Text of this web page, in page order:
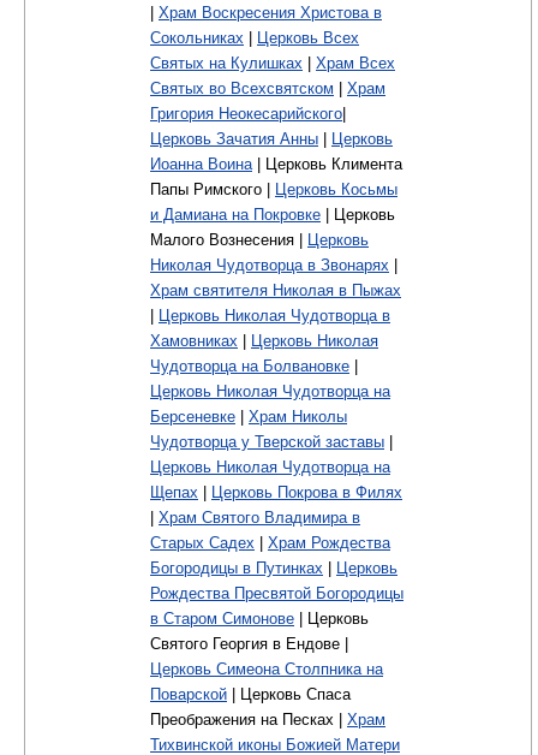
| Храм Воскресения Христова в
Сокольниках | Церковь Всех
Святых на Кулишках | Храм Всех
Святых во Всехсвятском | Храм
Григория Неокесарийского|
Церковь Зачатия Анны | Церковь
Иоанна Воина | Церковь Климента
Папы Римского | Церковь Косьмы
и Дамиана на Покровке | Церковь
Малого Вознесения | Церковь
Николая Чудотворца в Звонарях |
Храм святителя Николая в Пыжах
| Церковь Николая Чудотворца в
Хамовниках | Церковь Николая
Чудотворца на Болвановке |
Церковь Николая Чудотворца на
Берсеневке | Храм Николы
Чудотворца у Тверской заставы |
Церковь Николая Чудотворца на
Щепах | Церковь Покрова в Филях
| Храм Святого Владимира в
Старых Садех | Храм Рождества
Богородицы в Путинках | Церковь
Рождества Пресвятой Богородицы
в Старом Симонове | Церковь
Святого Георгия в Ендове |
Церковь Симеона Столпника на
Поварской | Церковь Спаса
Преображения на Песках | Храм
Тихвинской иконы Божией Матери